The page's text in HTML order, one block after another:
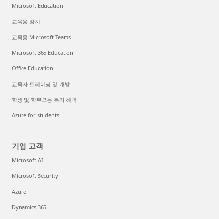
Microsoft Education
교육용 장치
교육용 Microsoft Teams
Microsoft 365 Education
Office Education
교육자 트레이닝 및 개발
학생 및 학부모용 특가 혜택
Azure for students
기업 고객
Microsoft AI
Microsoft Security
Azure
Dynamics 365